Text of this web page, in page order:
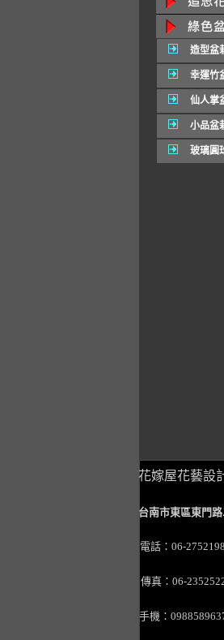
造型盆
幸運竹
仙人掌
小品盆
玻璃圓
花嫁屋花藝設
台南市東區東門
電話：06-2752198
傳真：06-
手機：